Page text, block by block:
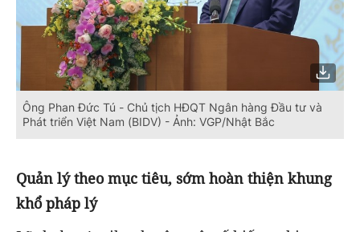
Ông Phan Đức Tú - Chủ tịch HĐQT Ngân hàng Đầu tư và
Phát triển Việt Nam (BIDV) - Ảnh: VGP/Nhật Bắc
Quản lý theo mục tiêu, sớm hoàn thiện khung
khổ pháp lý